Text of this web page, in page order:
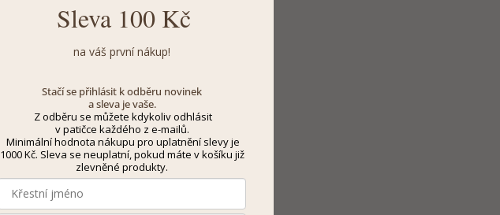
Sleva 100 Kč
na váš první nákup!
Stačí se přihlásit k odběru novinek
a sleva je vaše.
Z odběru se můžete kdykoliv odhlásit
v patičce každého z e-mailů.
Minimální hodnota nákupu pro uplatnění slevy je
1000 Kč. Sleva se neuplatní, pokud máte v košíku již
zlevněné produkty.